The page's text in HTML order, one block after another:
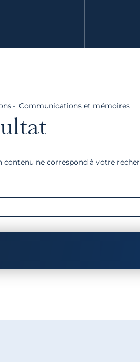
Communications et mémoires
contenu ne correspond à votre